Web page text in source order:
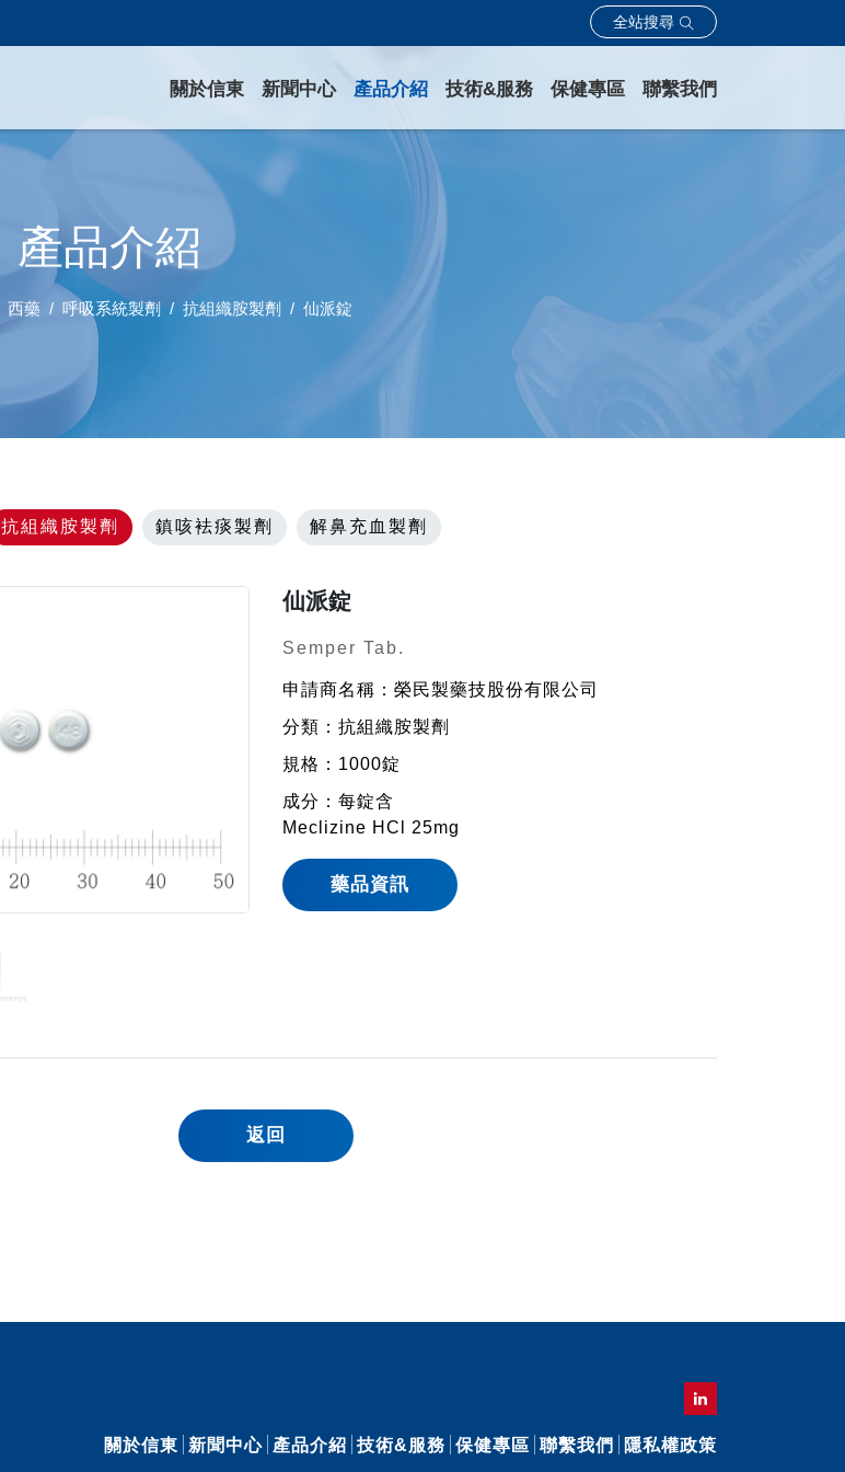
全站搜尋
關於信東 新聞中心 產品介紹 技術&服務 保健專區 聯繫我們
產品介紹
西藥 呼吸系統製劑 抗組織胺製劑 仙派錠
抗組織胺製劑 鎮咳袪痰製劑 解鼻充血製劑
仙派錠
Semper Tab.
申請商名稱：榮民製藥技股份有限公司
分類：抗組織胺製劑
規格：1000錠
成分：每錠含
Meclizine HCl 25mg
藥品資訊
返回
關於信東 新聞中心 產品介紹 技術&服務 保健專區 聯繫我們 隱私權政策